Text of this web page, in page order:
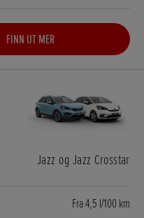
FINN UT MER
Jazz og Jazz Crosstar
Fra 4,5 l/100 km